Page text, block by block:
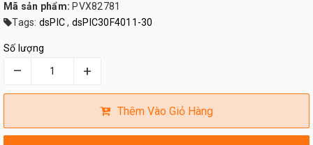
Mã sản phẩm: PVX82781
Tags: dsPIC , dsPIC30F4011-30
Số lượng
– +
Thêm Vào Giỏ Hàng